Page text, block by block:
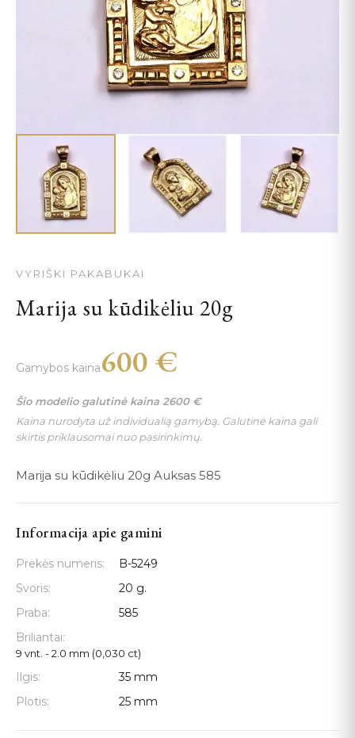
VYRIŠKI PAKABUKAI
Marija su kūdikėliu 20g
Gamybos kaina600 €
Šio modelio galutinė kaina 2600 €
Kaina nurodyta už individualią gamybą. Galutinė kaina gali
skirtis priklausomai nuo pasirinkimų.
Marija su kūdikėliu 20g Auksas 585
Informacija apie gamini
Prekės numeris:
B-5249
Svoris:
20 g.
Praba:
585
Briliantai:
9 vnt. - 2.0 mm (0,030 ct)
Ilgis:
35 mm
Plotis:
25 mm